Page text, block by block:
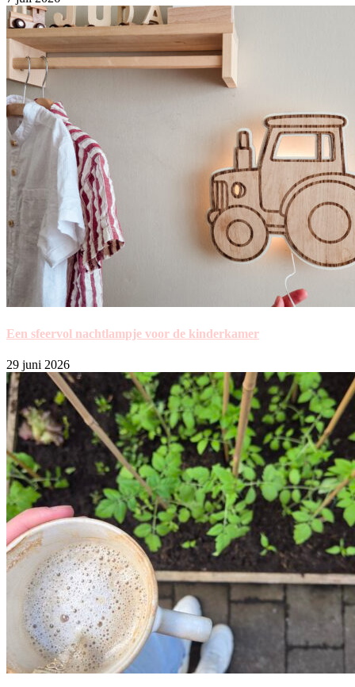
Een sfeervol nachtlampje voor de kinderkamer
29 juni 2026